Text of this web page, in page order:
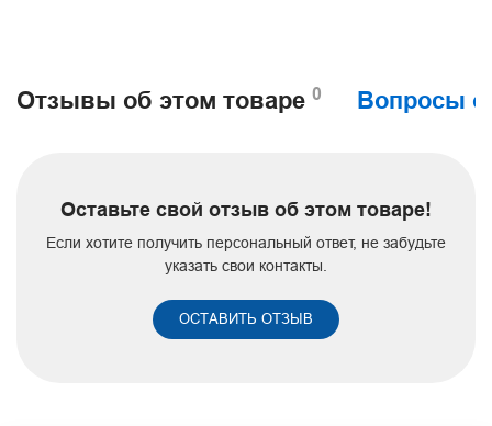
Отзывы об этом товаре 0 Вопросы
Оставьте свой отзыв об этом товаре!
Если хотите получить персональный ответ, не забудьте
указать свои контакты.
ОСТАВИТЬ ОТЗЫВ